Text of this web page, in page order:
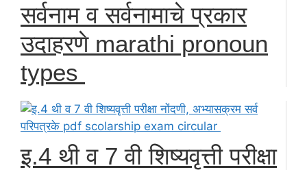
सर्वनाम व सर्वनामाचे प्रकार
उदाहरणे marathi pronoun
types
इ.4 थी व 7 वी शिष्यवृत्ती परीक्षा